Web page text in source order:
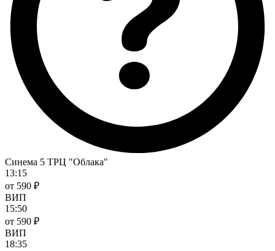
Синема 5 ТРЦ "Облака"
13:15
от 590 ₽
ВИП
15:50
от 590 ₽
ВИП
18:35